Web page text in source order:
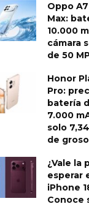
Oppo
Max:
10.000
cámara
de 50
Honor
Pro:
batería
7.000
solo
de
¿Vale la
esperar
iPhone
Conoce